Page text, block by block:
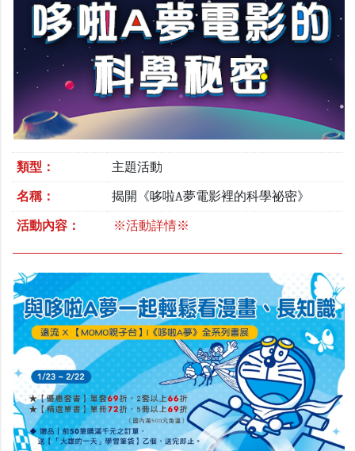
類型： 主題活動
名稱： 揭開《哆啦A夢電影裡的科學祕密》
活動內容： ※活動詳情※